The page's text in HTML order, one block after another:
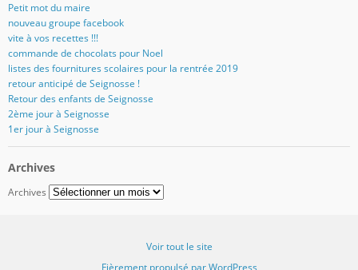
Petit mot du maire
nouveau groupe facebook
vite à vos recettes !!!
commande de chocolats pour Noel
listes des fournitures scolaires pour la rentrée 2019
retour anticipé de Seignosse !
Retour des enfants de Seignosse
2ème jour à Seignosse
1er jour à Seignosse
Archives
Archives
Voir tout le site
Fièrement propulsé par WordPress